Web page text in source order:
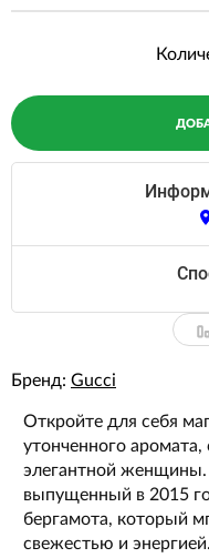
Бренд: Gucci
Откройте для себя
утонченного
элегантной
выпущенный в 2015
бергамота, который
свежестью и